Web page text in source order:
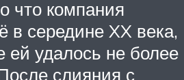
что компания
в середине XX века,
ей удалось не более
слияния с